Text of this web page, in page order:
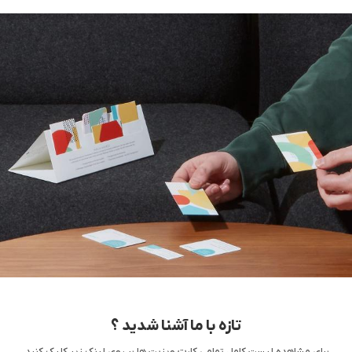
ویزیت لمینت مات از مدل های پرطرفدار این کارت ها بوده
که به دلیل طراحی ماتی که دارد در برخی حوزه های کاری
به صورت گسترده مورد استفاده قرار می گیرند. این کارت
ها در برابر شکسته شدن بسیار مقاوم هستند و به همین
دلیل نگهداری آسانی دارند و برای مدت زمان طولانی قابل
استفاده می باشند. در طراحی کارت های ویزیت لمینت
مات معمولاً از کاغذ گلاسه با گرماژ ۳۰۰ گرم استفاده می
گردد که با یک روکش لمینت که جلوه ماتی دارد پوشانده
می شود.
از ویژگی ها و مزایای این کارت ها می توان به مقاومت
بالای آنها در برابر آب و رطوبت اشاره کرد. همچنین این نوع
کارت های ویزیت به دلیل روکش ماتی که دارند نور کمی را
کرد که باعث می شود اثری از لک و اثر انگشت بر روی آن
تازه با ما آشنا شدید ؟